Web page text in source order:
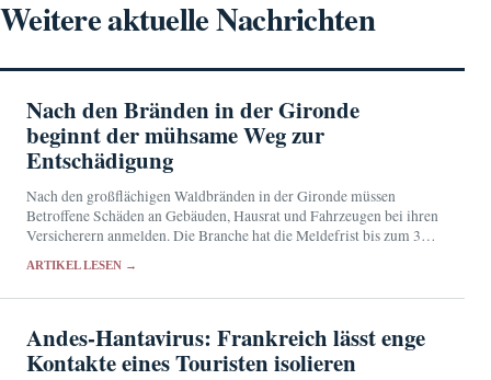
Weitere aktuelle Nachrichten
Nach den Bränden in der Gironde
beginnt der mühsame Weg zur
Entschädigung
Nach den großflächigen Waldbränden in der Gironde müssen
Betroffene Schäden an Gebäuden, Hausrat und Fahrzeugen bei ihren
Versicherern anmelden. Die Branche hat die Meldefrist bis zum 31.
ARTIKEL LESEN →
Andes-Hantavirus: Frankreich lässt enge
Kontakte eines Touristen isolieren